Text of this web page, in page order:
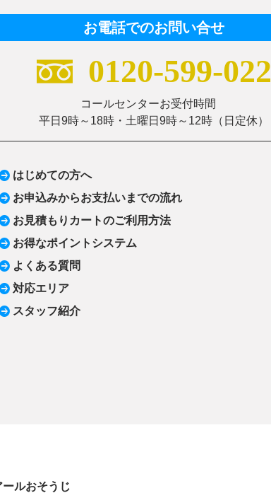
お電話でのお問い合せ
0120-599-022
コールセンターお受付時間
平日9時～18時・土曜日9時～12時（日定休）
はじめての方へ
お申込みからお支払いまでの流れ
お見積もりカートのご利用方法
お得なポイントシステム
よくある質問
対応エリア
スタッフ紹介
ールおそうじ